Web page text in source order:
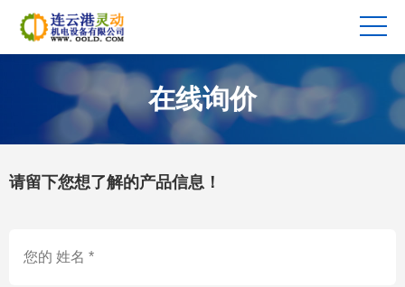
在线询价
请留下您想了解的产品信息！